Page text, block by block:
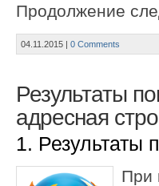
Продолжение
04.11.2015 | 0 Comments
Результаты
адресная
1. Результаты
При